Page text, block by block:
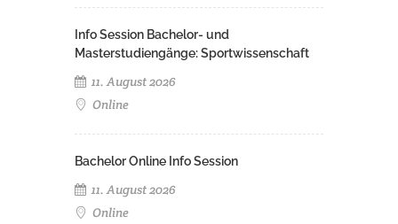
Info Session Bachelor- und
Masterstudiengänge: Sportwissenschaft
11. August 2026
Online
Bachelor Online Info Session
11. August 2026
Online